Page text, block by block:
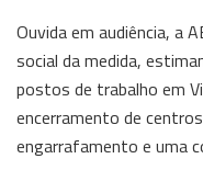
Ouvida em audiência, a
social da medida,
postos de trabalho em
encerramento de
engarrafamento e uma